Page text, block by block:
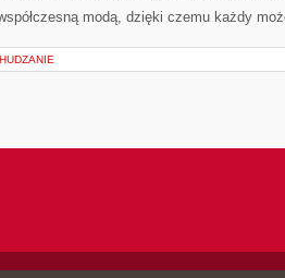
modą, dzięki czemu każdy